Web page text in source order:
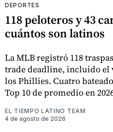
DEPORTES
118 peloteros y 43
cuántos son latinos
La MLB registró 118
trade deadline, incluido el
los Phillies. Cuatro
Top 10 de promedio en
EL TIEMPO LATINO TEAM
4 de agosto de 2026